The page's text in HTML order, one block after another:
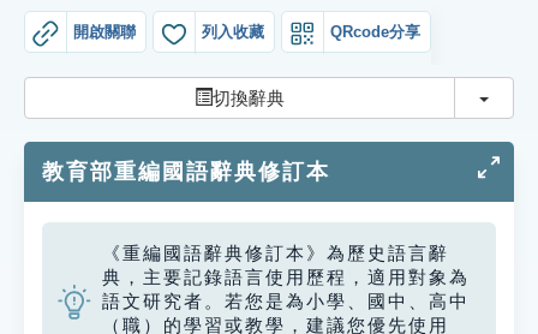
成語故事
索引選單
單字索引
生命大百科索引
遊戲專區
開啟關聯 列入收藏 QRcode分享
切換辭典 切換
教育部重編國語辭典修訂本
《重編國語辭典修訂本》為歷史語言辭
典，主要記錄語言使用歷程，適用對象為
語文研究者。若您是為小學、國中、高中
（職）的學習或教學，建議您優先使用